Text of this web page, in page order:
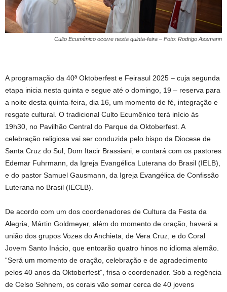
Culto Ecumênico ocorre nesta quinta-feira – Foto: Rodrigo Assmann
A programação da 40ª Oktoberfest e Feirasul 2025 – cuja segunda
etapa inicia nesta quinta e segue até o domingo, 19 – reserva para
a noite desta quinta-feira, dia 16, um momento de fé, integração e
resgate cultural. O tradicional Culto Ecumênico terá início às
19h30, no Pavilhão Central do Parque da Oktoberfest. A
celebração religiosa vai ser conduzida pelo bispo da Diocese de
Santa Cruz do Sul, Dom Itacir Brassiani, e contará com os pastores
Edemar Fuhrmann, da Igreja Evangélica Luterana do Brasil (IELB),
e do pastor Samuel Gausmann, da Igreja Evangélica de Confissão
Luterana no Brasil (IECLB).
De acordo com um dos coordenadores de Cultura da Festa da
Alegria, Mártin Goldmeyer, além do momento de oração, haverá a
união dos grupos Vozes do Anchieta, de Vera Cruz, e do Coral
Jovem Santo Inácio, que entoarão quatro hinos no idioma alemão.
“Será um momento de oração, celebração e de agradecimento
pelos 40 anos da Oktoberfest”, frisa o coordenador. Sob a regência
de Celso Sehnem, os corais vão somar cerca de 40 jovens